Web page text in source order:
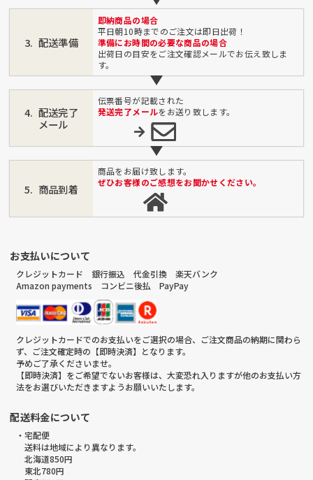
配送準備
即納商品の場合
平日朝10時までのご注文は即日出荷！
準備にお時間の必要な商品の場合
出荷日の目安をご注文確認メールでお伝え致しま
す。
配送完了
メール
伝票番号が記載された
発送完了メールをお送り致します。
商品到着
商品をお届け致します。
ぜひお客様のご感想をお聞かせください。
お支払いについて
クレジットカード 銀行振込 代金引換 楽天バンク
Amazon payments コンビニ後払 PayPay
クレジットカードでのお支払いをご選択の場合、ご注文商品の納期に関わら
ず、ご注文確定時の【即時決済】となります。
予めご了承くださいませ。
【即時決済】をご希望でないお客様は、大変恐れ入りますが他のお支払い方
法をお選びいただきますようお願いいたします。
配送料金について
・宅配便
送料は地域により異なります。
北海道850円
東北780円